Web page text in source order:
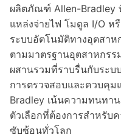
ผลิตภัณฑ์ Allen-Bradley
แหล่งจ่ายไฟ โมดูล I/O ห
ระบบอัตโนมัติทางอุตสาห
ตามมาตรฐานอุตสาหกรร
ผสานรวมที่ราบรื่นกับระบ
การตรวจสอบและควบคุม
Bradley เน้นความทนทา
ตัวเลือกที่ต้องการสำหรับ
ซับซ้อนทั่วโลก